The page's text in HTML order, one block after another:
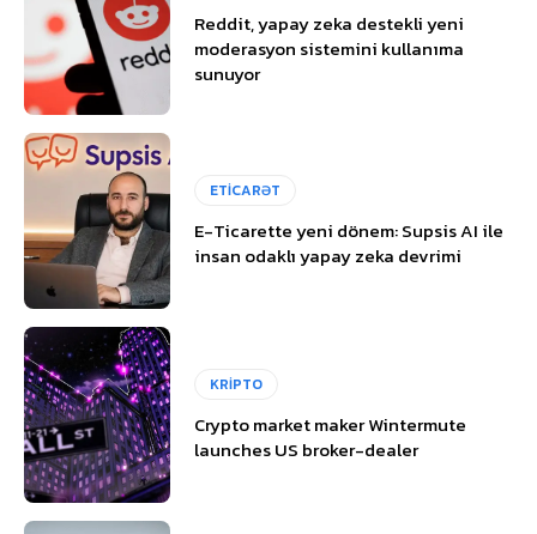
Reddit, yapay zeka destekli yeni
moderasyon sistemini kullanıma
sunuyor
ETİCARƏT
E-Ticarette yeni dönem: Supsis AI ile
insan odaklı yapay zeka devrimi
KRİPTO
Crypto market maker Wintermute
launches US broker-dealer